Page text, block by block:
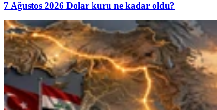
7 Ağustos 2026 Dolar kuru ne kadar oldu?